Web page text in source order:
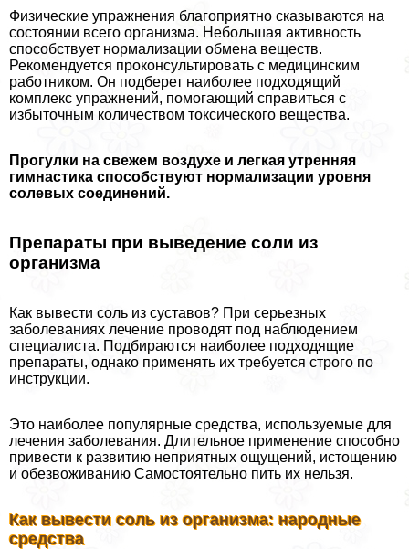
Физические упражнения благоприятно сказываются на
состоянии всего организма. Небольшая активность
способствует нормализации обмена веществ.
Рекомендуется проконсультировать с медицинским
работником. Он подберет наиболее подходящий
комплекс упражнений, помогающий справиться с
избыточным количеством токсического вещества.
Прогулки на свежем воздухе и легкая утренняя
гимнастика способствуют нормализации уровня
солевых соединений.
Препараты при выведение соли из
организма
Как вывести соль из суставов? При серьезных
заболеваниях лечение проводят под наблюдением
специалиста. Подбираются наиболее подходящие
препараты, однако применять их требуется строго по
инструкции.
Это наиболее популярные средства, используемые для
лечения заболевания. Длительное применение способно
привести к развитию неприятных ощущений, истощению
и обезвоживанию Самостоятельно пить их нельзя.
Как вывести соль из организма: народные
средства